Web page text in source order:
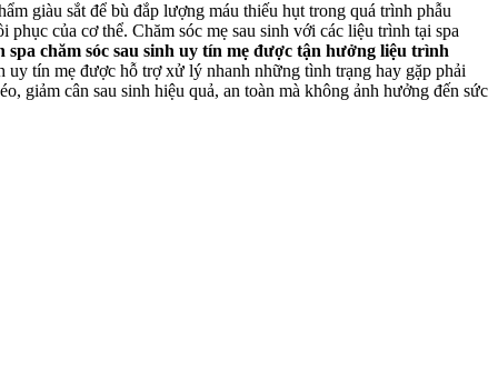
giàu sắt để bù đắp lượng máu thiếu hụt trong quá trình phẫu
của cơ thể. Chăm sóc mẹ sau sinh với các liệu trình tại spa
spa chăm sóc sau sinh uy tín mẹ được tận hưởng liệu trình
uy tín mẹ được hỗ trợ xử lý nhanh những tình trạng hay gặp phải
giảm cân sau sinh hiệu quả, an toàn mà không ảnh hưởng đến sức